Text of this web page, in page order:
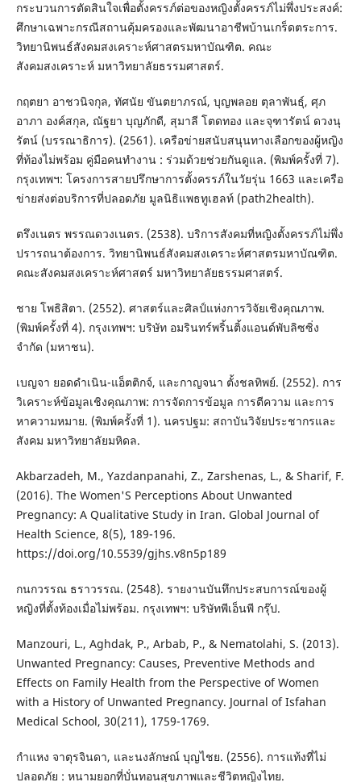
กระบวนการตัดสินใจเพื่อตั้งครรภ์ต่อของหญิงตั้งครรภ์ไม่พึ่งประสงค์:
ศึกษาเฉพาะกรณีสถานคุ้มครองและพัฒนาอาชีพบ้านเกร็ดตระการ.
วิทยานิพนธ์สังคมสงเคราะห์ศาสตรมหาบัณฑิต. คณะ
สังคมสงเคราะห์ มหาวิทยาลัยธรรมศาสตร์.
กฤตยา อาชวนิจกุล, ทัศนัย ขันตยาภรณ์, บุญพลอย ตุลาพันธุ์, ศุภ
อาภา องค์สกุล, ณัฐยา บุญภักดี, สุมาลี โตดทอง และจุฑารัตน์ ดวงนุ
รัตน์ (บรรณาธิการ). (2561). เครือข่ายสนับสนุนทางเลือกของผู้หญิง
ที่ท้องไม่พร้อม คู่มือคนทำงาน : ร่วมด้วยช่วยกันดูแล. (พิมพ์ครั้งที่ 7).
กรุงเทพฯ: โครงการสายปรึกษาการตั้งครรภ์ในวัยรุ่น 1663 และเครือ
ข่ายส่งต่อบริการที่ปลอดภัย มูลนิธิแพธทูเฮลท์ (path2health).
ตรึงเนตร พรรณดวงเนตร. (2538). บริการสังคมที่หญิงตั้งครรภ์ไม่พึ่ง
ปรารถนาต้องการ. วิทยานิพนธ์สังคมสงเคราะห์ศาสตรมหาบัณฑิต.
คณะสังคมสงเคราะห์ศาสตร์ มหาวิทยาลัยธรรมศาสตร์.
ชาย โพธิสิตา. (2552). ศาสตร์และศิลป์แห่งการวิจัยเชิงคุณภาพ.
(พิมพ์ครั้งที่ 4). กรุงเทพฯ: บริษัท อมรินทร์พริ้นติ้งแอนด์พับลิซซิ่ง
จำกัด (มหาชน).
เบญจา ยอดดำเนิน-แอ็ตติกจ์, และกาญจนา ตั้งชลทิพย์. (2552). การ
วิเคราะห์ข้อมูลเชิงคุณภาพ: การจัดการข้อมูล การตีความ และการ
หาความหมาย. (พิมพ์ครั้งที่ 1). นครปฐม: สถาบันวิจัยประชากรและ
สังคม มหาวิทยาลัยมหิดล.
Akbarzadeh, M., Yazdanpanahi, Z., Zarshenas, L., & Sharif, F.
(2016). The Women'S Perceptions About Unwanted
Pregnancy: A Qualitative Study in Iran. Global Journal of
Health Science, 8(5), 189-196.
https://doi.org/10.5539/gjhs.v8n5p189
กนกวรรณ ธราวรรณ. (2548). รายงานบันทึกประสบการณ์ของผู้
หญิงที่ตั้งท้องเมื่อไม่พร้อม. กรุงเทพฯ: บริษัทพีเอ็นพี กรุ๊ป.
Manzouri, L., Aghdak, P., Arbab, P., & Nematolahi, S. (2013).
Unwanted Pregnancy: Causes, Preventive Methods and
Effects on Family Health from the Perspective of Women
with a History of Unwanted Pregnancy. Journal of Isfahan
Medical School, 30(211), 1759-1769.
กำแหง จาตุรจินดา, และนงลักษณ์ บุญไชย. (2556). การแท้งที่ไม่
ปลอดภัย : หนามยอกที่บั่นทอนสุขภาพและชีวิตหญิงไทย.